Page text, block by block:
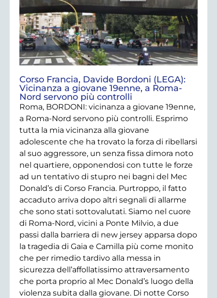
Corso Francia, Davide Bordoni (LEGA):
Vicinanza a giovane 19enne, a Roma-
Nord servono più controlli
Roma, BORDONI: vicinanza a giovane 19enne,
a Roma-Nord servono più controlli. Esprimo
tutta la mia vicinanza alla giovane
adolescente che ha trovato la forza di ribellarsi
al suo aggressore, un senza fissa dimora noto
nel quartiere, opponendosi con tutte le forze
ad un tentativo di stupro nei bagni del Mec
Donald’s di Corso Francia. Purtroppo, il fatto
accaduto arriva dopo altri segnali di allarme
che sono stati sottovalutati. Siamo nel cuore
di Roma-Nord, vicini a Ponte Milvio, a due
passi dalla barriera di new jersey apparsa dopo
la tragedia di Gaia e Camilla più come monito
che per rimedio tardivo alla messa in
sicurezza dell’affollatissimo attraversamento
che porta proprio al Mec Donald’s luogo della
violenza subita dalla giovane. Di notte Corso